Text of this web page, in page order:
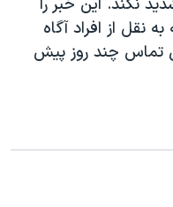
نکند. این خبر را
نقل از افراد آگاه
تماس چند روز پیش